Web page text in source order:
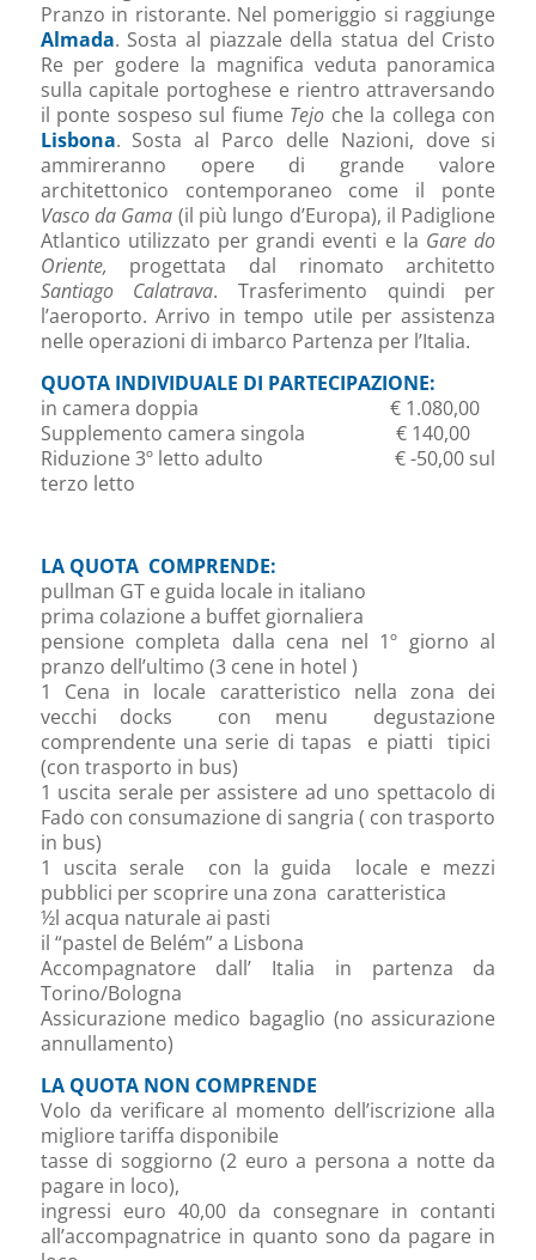
Pranzo in ristorante. Nel pomeriggio si raggiunge
Almada. Sosta al piazzale della statua del Cristo
Re per godere la magnifica veduta panoramica
sulla capitale portoghese e rientro attraversando
il ponte sospeso sul fiume Tejo che la collega con
Lisbona. Sosta al Parco delle Nazioni, dove si
ammireranno opere di grande valore
architettonico contemporaneo come il ponte
Vasco da Gama (il più lungo d’Europa), il Padiglione
Atlantico utilizzato per grandi eventi e la Gare do
Oriente, progettata dal rinomato architetto
Santiago Calatrava. Trasferimento quindi per
l’aeroporto. Arrivo in tempo utile per assistenza
nelle operazioni di imbarco Partenza per l’Italia.
QUOTA INDIVIDUALE DI PARTECIPAZIONE:
in camera doppia € 1.080,00
Supplemento camera singola € 140,00
Riduzione 3º letto adulto € -50,00 sul
terzo letto
LA QUOTA COMPRENDE:
pullman GT e guida locale in italiano
prima colazione a buffet giornaliera
pensione completa dalla cena nel 1º giorno al
pranzo dell’ultimo (3 cene in hotel )
1 Cena in locale caratteristico nella zona dei
vecchi docks con menu degustazione
comprendente una serie di tapas e piatti tipici
(con trasporto in bus)
1 uscita serale per assistere ad uno spettacolo di
Fado con consumazione di sangria ( con trasporto
in bus)
1 uscita serale con la guida locale e mezzi
pubblici per scoprire una zona caratteristica
½l acqua naturale ai pasti
il “pastel de Belém” a Lisbona
Accompagnatore dall’ Italia in partenza da
Torino/Bologna
Assicurazione medico bagaglio (no assicurazione
annullamento)
LA QUOTA NON COMPRENDE
Volo da verificare al momento dell’iscrizione alla
migliore tariffa disponibile
tasse di soggiorno (2 euro a persona a notte da
pagare in loco),
ingressi euro 40,00 da consegnare in contanti
all’accompagnatrice in quanto sono da pagare in